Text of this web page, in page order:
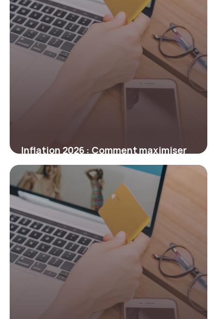
Inflation 2026 : Comment maximiser
vos économies face à la hausse des
prix
5 mars 2026